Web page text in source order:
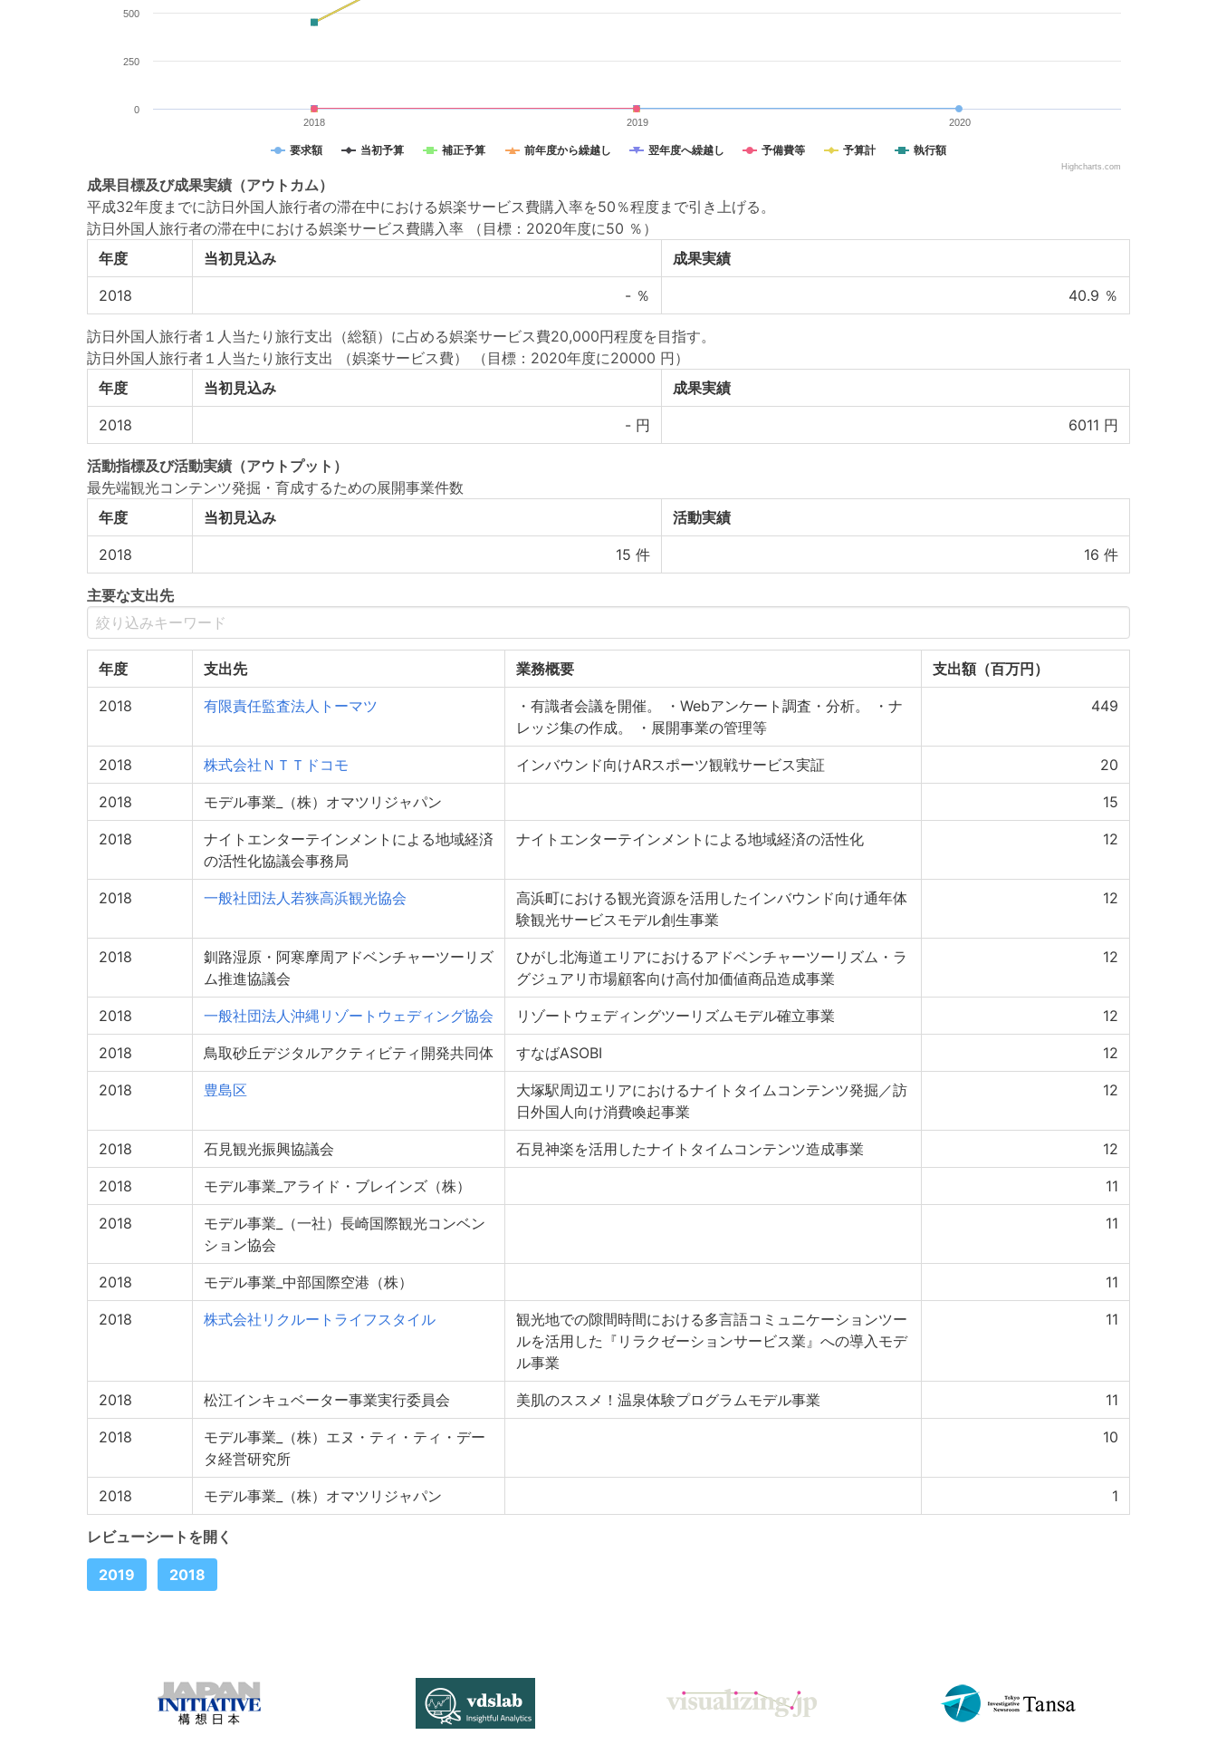
要求額 当初予算 補正予算 前年度から繰越し 翌年度へ繰越し 予備費等 予算計 執行額
2018 2019 2020
0
250
500
Highcharts.com
成果目標及び成果実績 （アウトカム）
平成32年度までに訪日外国人旅行者の滞在中における娯楽サービス費購入率を50％程度まで引き上げる。
訪日外国人旅行者の滞在中における娯楽サービス費購入率
（目標：2020年度に50 ％）
年度
当初見込み 成果実績
2018 - ％ 40.9 ％
訪日外国人旅行者１人当たり旅行支出（総額）に占める娯楽サービス費20,000円程度を目指す。
訪日外国人旅行者１人当たり旅行支出 （娯楽サービス費）
（目標：2020年度に20000 円）
年度
当初見込み 成果実績
2018 - 円 6011 円
活動指標及び活動実績 （アウトプット）
最先端観光コンテンツ発掘・育成するための展開事業件数
年度
当初見込み 活動実績
2018 15 件 16 件
主要な支出先
年度 支出先 業務概要 支出額（百万円）
2018 有限責任監査法人トーマツ
・有識者会議を開催。 ・Webアンケート調査・分析。 ・ナ
レッジ集の作成。 ・展開事業の管理等
449
2018 株式会社ＮＴＴドコモ インバウンド向けARスポーツ観戦サービス実証 20
2018 モデル事業_（株）オマツリジャパン 15
2018
ナイトエンターテインメントによる地域経済
の活性化協議会事務局
ナイトエンターテインメントによる地域経済の活性化 12
2018 一般社団法人若狭高浜観光協会
高浜町における観光資源を活用したインバウンド向け通年体
験観光サービスモデル創生事業
12
2018
釧路湿原・阿寒摩周アドベンチャーツーリズ
ム推進協議会
ひがし北海道エリアにおけるアドベンチャーツーリズム・ラ
グジュアリ市場顧客向け高付加価値商品造成事業
12
2018 一般社団法人沖縄リゾートウェディング協会 リゾートウェディングツーリズムモデル確立事業 12
2018 鳥取砂丘デジタルアクティビティ開発共同体 すなばASOBI 12
2018 豊島区
大塚駅周辺エリアにおけるナイトタイムコンテンツ発掘／訪
日外国人向け消費喚起事業
12
2018 石見観光振興協議会 石見神楽を活用したナイトタイムコンテンツ造成事業 12
2018 モデル事業_アライド・ブレインズ（株） 11
2018
モデル事業_（一社）長崎国際観光コンベン
ション協会
11
2018 モデル事業_中部国際空港（株） 11
2018 株式会社リクルートライフスタイル
観光地での隙間時間における多言語コミュニケーションツー
ルを活用した『リラクゼーションサービス業』への導入モデ
ル事業
11
2018 松江インキュベーター事業実行委員会 美肌のススメ！温泉体験プログラムモデル事業 11
2018
モデル事業_（株）エヌ・ティ・ティ・デー
タ経営研究所
10
2018 モデル事業_（株）オマツリジャパン 1
レビューシートを開く
2019 2018